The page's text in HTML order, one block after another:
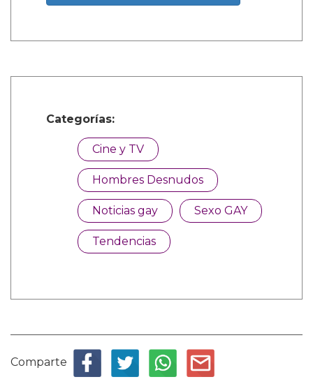
Categorías:
Cine y TV
Hombres Desnudos
Noticias gay Sexo GAY
Tendencias
Comparte